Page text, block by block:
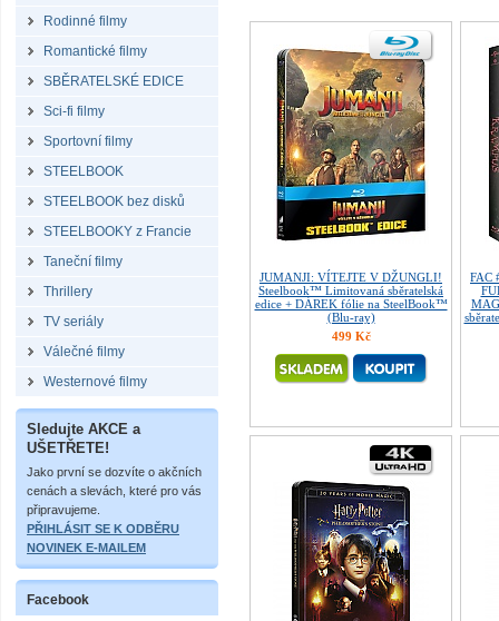
Rodinné filmy
Romantické filmy
SBĚRATELSKÉ EDICE
Sci-fi filmy
Sportovní filmy
STEELBOOK
STEELBOOK bez disků
STEELBOOKY z Francie
Taneční filmy
Thrillery
TV seriály
Válečné filmy
Westernové filmy
Sledujte AKCE a
UŠETŘETE!
Jako první se dozvíte o akčních
cenách a slevách, které pro vás
připravujeme.
PŘIHLÁSIT SE K ODBĚRU
NOVINEK E-MAILEM
Facebook
JUMANJI: VÍTEJTE V DŽUNGLI!
Steelbook™ Limitovaná sběratelská
edice + DÁREK fólie na SteelBook™
(Blu-ray)
499 Kč
FAC